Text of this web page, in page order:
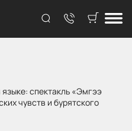
спектакль «Эмгээ
чувств и бурятского